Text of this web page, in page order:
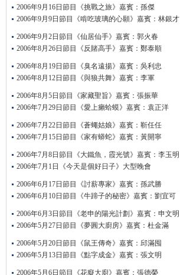
2006年9月16日節目《挑戰之旅》嘉賓：孫傑
2006年9月9日節目《啃吃玻璃的心願》嘉賓：林銀才
2006年9月2日節目《仙居仙手》嘉賓：郭火春
2006年8月26日節目《反賭高手》嘉賓：鄭泰順
2006年8月19日節目《臭名遠揚》嘉賓：吳利忠
2006年8月12日節目《與狼共舞》嘉賓：李軍
2006年8月5日節目《家藏聖旨》嘉賓：張振華
2006年7月29日節目《愛上癩蛤蟆》嘉賓：袁正洋
2006年7月22日節目《蒼蠅姑娘》嘉賓：靳任任
2006年7月15日節目《家有蟒蛇》嘉賓：黃開寧
2006年7月8日節目《大鐵魚，霞光號》嘉賓：李玉明
2006年7月1日《今天是個好日子》大型晚會
2006年6月17日節目《討薪專家》嘉賓：孫武勝
2006年6月10日節目《牛蹄子的秘密》嘉賓：劉宜可
2006年6月3日節目《老申的陽光計劃》嘉賓：申文明
2006年5月27日節目《夢圓大廚房》嘉賓：杜金滿
2006年5月20日節目《鼠王傳奇》嘉賓：邱滿囤
2006年5月13日節目《點字成金》嘉賓：張文明
2006年5月6日節目《花癡大廚》嘉賓：張德榮